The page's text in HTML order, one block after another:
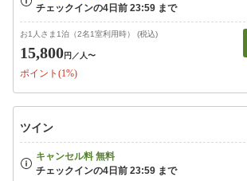
お1人さま1泊（2名1室利用時） (税込)
15,800円 ／人〜
ポイント(1%)
ツイン